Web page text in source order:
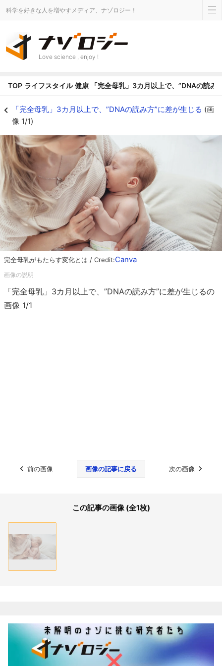
科学を好きな人を増やすメディア、ナゾロジー！
Love science , enjoy !
TOP ライフスタイル 健康 「完全母乳」3カ月以上で、”DNAの読み
「完全母乳」3カ月以上で、”DNAの読み方”に差が生じる (画
像 1/1)
完全母乳がもたらす変化とは / Credit:Canva
「完全母乳」3カ月以上で、”DNAの読み方”に差が生じるの
画像 1/1
前の画像 画像の記事に戻る 次の画像
この記事の画像 (全1枚)